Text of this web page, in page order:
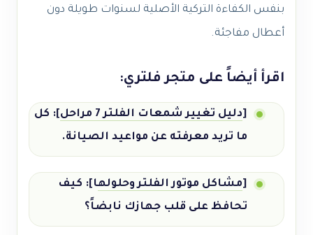
بنفس الكفاءة التركية الأصلية لسنوات طويلة دون
أعطال مفاجئة.
اقرأ أيضاً على متجر فلتري:
[دليل تغيير شمعات الفلتر 7 مراحل
]: كل
ما تريد معرفته عن مواعيد الصيانة.
[مشاكل موتور الفلتر وحلولها]: كيف
تحافظ على قلب جهازك نابضاً؟